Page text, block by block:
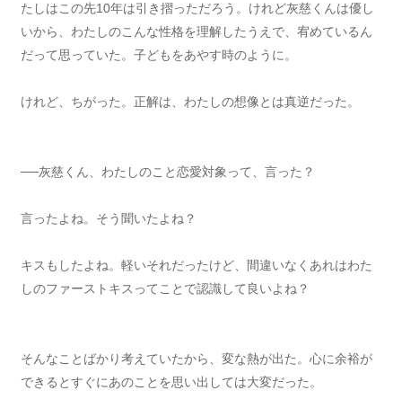
たしはこの先10年は引き摺っただろう。けれど灰慈くんは優し
いから、わたしのこんな性格を理解したうえで、宥めているん
だって思っていた。子どもをあやす時のように。
けれど、ちがった。正解は、わたしの想像とは真逆だった。
──灰慈くん、わたしのこと恋愛対象って、言った？
言ったよね。そう聞いたよね？
キスもしたよね。軽いそれだったけど、間違いなくあれはわた
しのファーストキスってことで認識して良いよね？
そんなことばかり考えていたから、変な熱が出た。心に余裕が
できるとすぐにあのことを思い出しては大変だった。